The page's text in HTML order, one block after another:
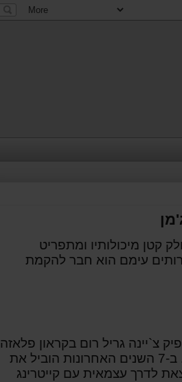
קטן מיכולותיו ומתפריט
עימם הוא חבר להקמת
צ`יינה גריל רום בקראון פלאזה
הוביל את
לדרך עצמאית עם קייטרינג